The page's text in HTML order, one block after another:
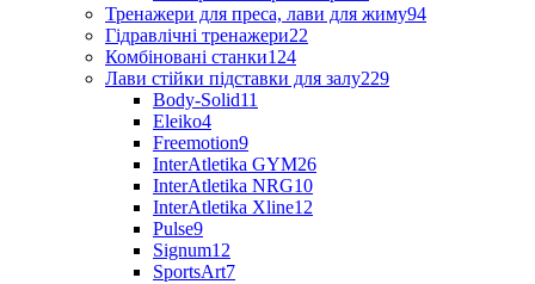
Тренажери для преса, лави для жиму94
Гідравлічні тренажери22
Комбіновані станки124
Лави стійки підставки для залу229
Body-Solid11
Eleiko4
Freemotion9
InterAtletika GYM26
InterAtletika NRG10
InterAtletika Xline12
Pulse9
Signum12
SportsArt7